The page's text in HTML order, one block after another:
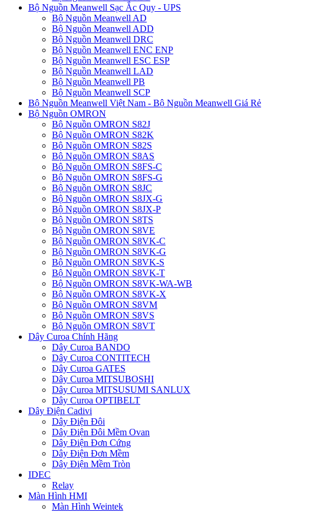
Bộ Nguồn Meanwell Sạc Ắc Quy - UPS
Bộ Nguồn Meanwell AD
Bộ Nguồn Meanwell ADD
Bộ Nguồn Meanwell DRC
Bộ Nguồn Meanwell ENC ENP
Bộ Nguồn Meanwell ESC ESP
Bộ Nguồn Meanwell LAD
Bộ Nguồn Meanwell PB
Bộ Nguồn Meanwell SCP
Bộ Nguồn Meanwell Việt Nam - Bộ Nguồn Meanwell Giá Rẻ
Bộ Nguồn OMRON
Bộ Nguồn OMRON S82J
Bộ Nguồn OMRON S82K
Bộ Nguồn OMRON S82S
Bộ Nguồn OMRON S8AS
Bộ Nguồn OMRON S8FS-C
Bộ Nguồn OMRON S8FS-G
Bộ Nguồn OMRON S8JC
Bộ Nguồn OMRON S8JX-G
Bộ Nguồn OMRON S8JX-P
Bộ Nguồn OMRON S8TS
Bộ Nguồn OMRON S8VE
Bộ Nguồn OMRON S8VK-C
Bộ Nguồn OMRON S8VK-G
Bộ Nguồn OMRON S8VK-S
Bộ Nguồn OMRON S8VK-T
Bộ Nguồn OMRON S8VK-WA-WB
Bộ Nguồn OMRON S8VK-X
Bộ Nguồn OMRON S8VM
Bộ Nguồn OMRON S8VS
Bộ Nguồn OMRON S8VT
Dây Curoa Chính Hãng
Dây Curoa BANDO
Dây Curoa CONTITECH
Dây Curoa GATES
Dây Curoa MITSUBOSHI
Dây Curoa MITSUSUMI SANLUX
Dây Curoa OPTIBELT
Dây Điện Cadivi
Dây Điện Đôi
Dây Điện Đôi Mềm Ovan
Dây Điện Đơn Cứng
Dây Điện Đơn Mềm
Dây Điện Mềm Tròn
IDEC
Relay
Màn Hình HMI
Màn Hình Weintek